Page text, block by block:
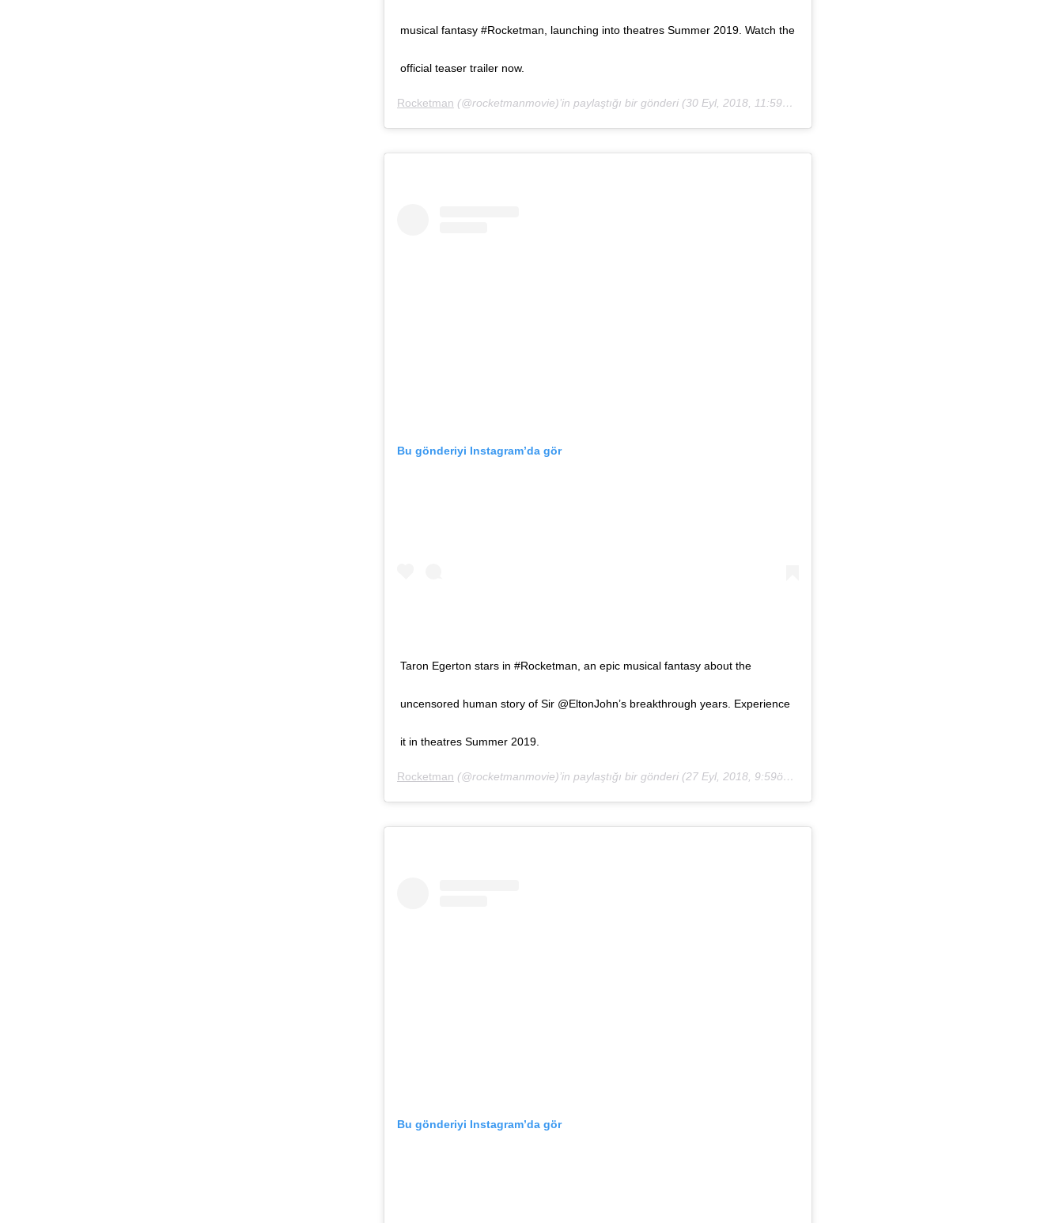
musical fantasy #Rocketman, launching into theatres Summer 2019. Watch the
official teaser trailer now.
Rocketman (@rocketmanmovie)’in paylaştığı bir gönderi (30 Eyl, 2018, 11:59ös PDT
Bu gönderiyi Instagram’da gör
Taron Egerton stars in #Rocketman, an epic musical fantasy about the
uncensored human story of Sir @EltonJohn’s breakthrough years. Experience
it in theatres Summer 2019.
Rocketman (@rocketmanmovie)’in paylaştığı bir gönderi (27 Eyl, 2018, 9:59ös PDT
Bu gönderiyi Instagram’da gör